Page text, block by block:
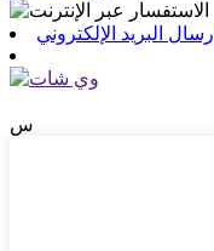
إرسال البريد الإلكتروني
س